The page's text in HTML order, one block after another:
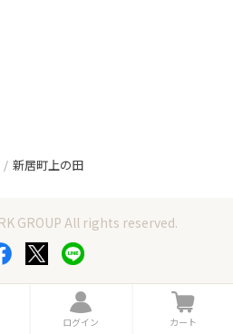
新居町上の田
GROUP All rights reserved.
ロ
グ
ログイン
カ
ー
カート